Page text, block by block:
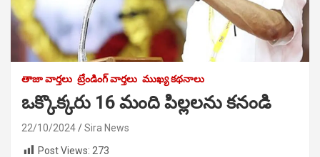
తాజా వార్తలు ట్రేండింగ్ వార్తలు ముఖ్య కథనాలు
ఒక్కొక్కరు 16 మంది పిల్లలను కనండి
22/10/2024
Sira News
Post Views: 273